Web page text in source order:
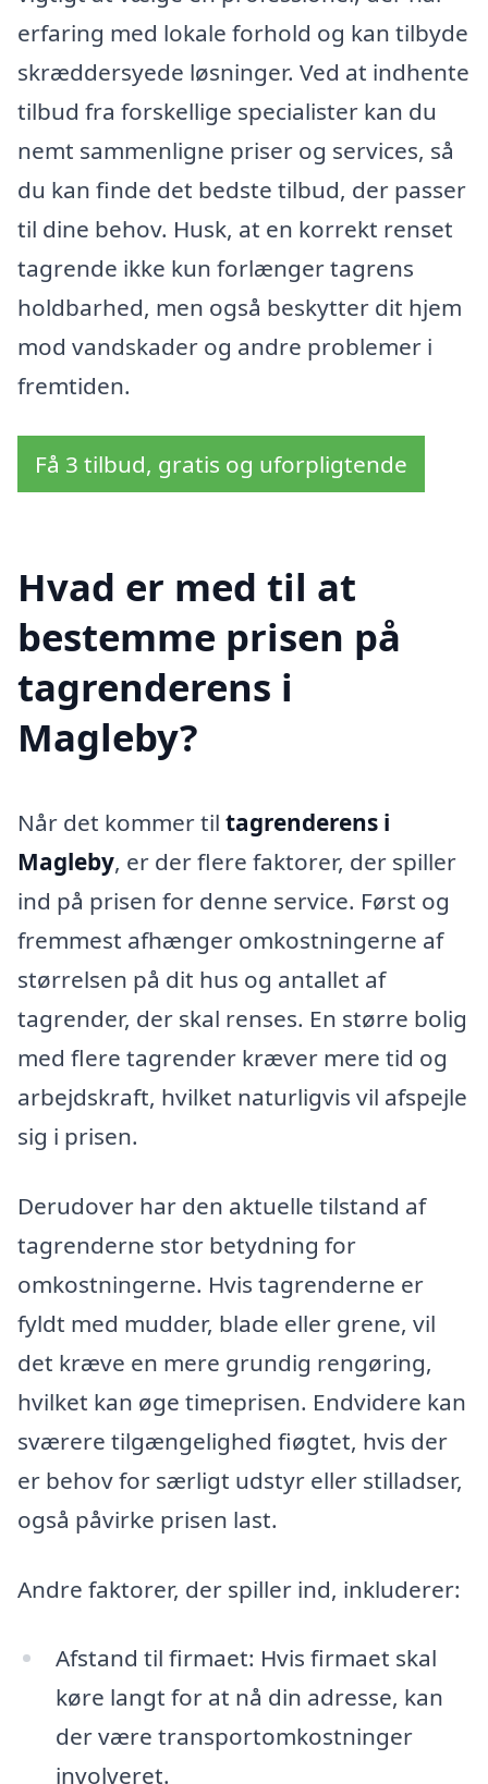
erfaring med lokale forhold og kan tilbyde
skræddersyede løsninger. Ved at indhente
tilbud fra forskellige specialister kan du
nemt sammenligne priser og services, så
du kan finde det bedste tilbud, der passer
til dine behov. Husk, at en korrekt renset
tagrende ikke kun forlænger tagrens
holdbarhed, men også beskytter dit hjem
mod vandskader og andre problemer i
fremtiden.
Få 3 tilbud, gratis og uforpligtende
Hvad er med til at
bestemme prisen på
tagrenderens i
Magleby?
Når det kommer til tagrenderens i
Magleby, er der flere faktorer, der spiller
ind på prisen for denne service. Først og
fremmest afhænger omkostningerne af
størrelsen på dit hus og antallet af
tagrender, der skal renses. En større bolig
med flere tagrender kræver mere tid og
arbejdskraft, hvilket naturligvis vil afspejle
sig i prisen.
Derudover har den aktuelle tilstand af
tagrenderne stor betydning for
omkostningerne. Hvis tagrenderne er
fyldt med mudder, blade eller grene, vil
det kræve en mere grundig rengøring,
hvilket kan øge timeprisen. Endvidere kan
sværere tilgængelighed fiøgtet, hvis der
er behov for særligt udstyr eller stilladser,
også påvirke prisen last.
Andre faktorer, der spiller ind, inkluderer:
Afstand til firmaet: Hvis firmaet skal
køre langt for at nå din adresse, kan
der være transportomkostninger
involveret.